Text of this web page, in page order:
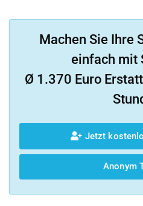
Machen Sie Ihre
einfach mit
Ø 1.370 Euro
Jetzt
Anonym